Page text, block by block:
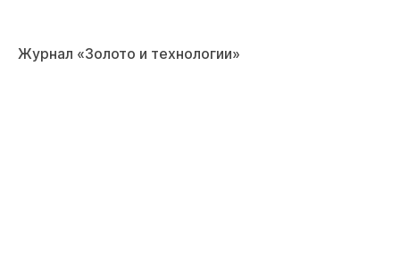
Журнал «Золото и технологии»